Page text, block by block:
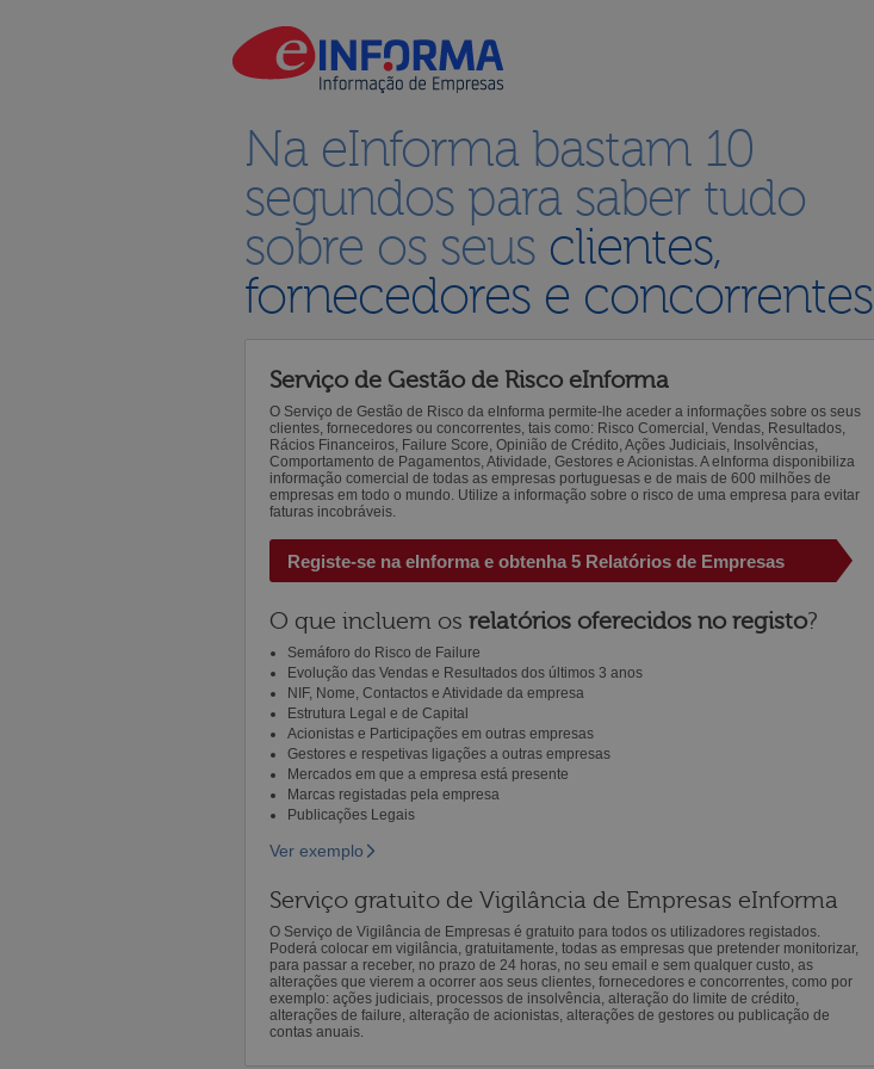
Na eInforma bastam 10
segundos para saber tudo
sobre os seus clientes,
fornecedores e concorrentes
Serviço de Gestão de Risco eInforma
O Serviço de Gestão de Risco da eInforma permite-lhe aceder a informações sobre os seus
clientes, fornecedores ou concorrentes, tais como: Risco Comercial, Vendas, Resultados,
Rácios Financeiros, Failure Score, Opinião de Crédito, Ações Judiciais, Insolvências,
Comportamento de Pagamentos, Atividade, Gestores e Acionistas. A eInforma disponibiliza
informação comercial de todas as empresas portuguesas e de mais de 600 milhões de
empresas em todo o mundo. Utilize a informação sobre o risco de uma empresa para evitar
faturas incobráveis.
Registe-se na eInforma e obtenha 5 Relatórios de Empresas
O que incluem os relatórios oferecidos no registo?
Semáforo do Risco de Failure
Evolução das Vendas e Resultados dos últimos 3 anos
NIF, Nome, Contactos e Atividade da empresa
Estrutura Legal e de Capital
Acionistas e Participações em outras empresas
Gestores e respetivas ligações a outras empresas
Mercados em que a empresa está presente
Marcas registadas pela empresa
Publicações Legais
Ver exemplo
Serviço gratuito de Vigilância de Empresas eInforma
O Serviço de Vigilância de Empresas é gratuito para todos os utilizadores registados.
Poderá colocar em vigilância, gratuitamente, todas as empresas que pretender monitorizar,
para passar a receber, no prazo de 24 horas, no seu email e sem qualquer custo, as
alterações que vierem a ocorrer aos seus clientes, fornecedores e concorrentes, como por
exemplo: ações judiciais, processos de insolvência, alteração do limite de crédito,
alterações de failure, alteração de acionistas, alterações de gestores ou publicação de
contas anuais.